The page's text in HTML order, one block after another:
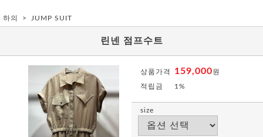
하의 JUMP SUIT
린넨 점프수트
상품가격 159,000원
적립금 1%
size